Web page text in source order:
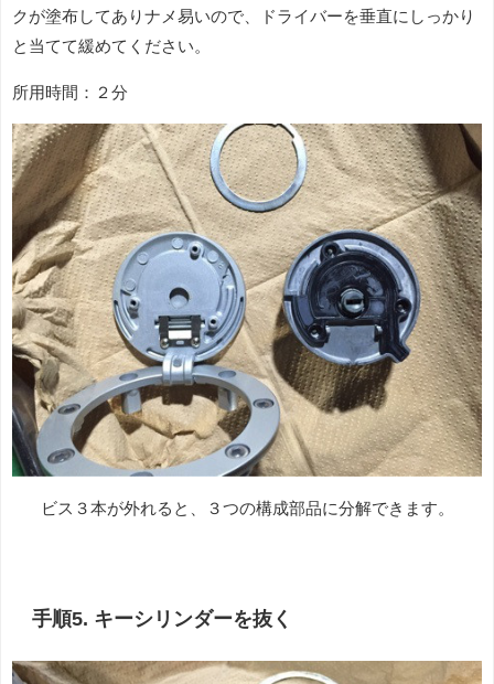
クが塗布してありナメ易いので、ドライバーを垂直にしっかり
と当てて緩めてください。
所用時間：２分
ビス３本が外れると、３つの構成部品に分解できます。
手順5. キーシリンダーを抜く